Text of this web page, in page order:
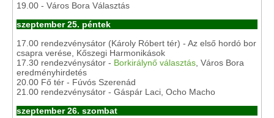
19.00 - Város Bora Választás
szeptember 25. péntek
17.00 rendezvénysátor (Károly Róbert tér) - Az első hordó bor
csapra verése, Kőszegi Harmonikások
17.30 rendezvénysátor - Borkirálynő választás , Város Bora
eredményhirdetés
20.00 Fő tér - Fúvós Szerenád
21.00 rendezvénysátor - Gáspár Laci, Ocho Macho
szeptember 26. szombat